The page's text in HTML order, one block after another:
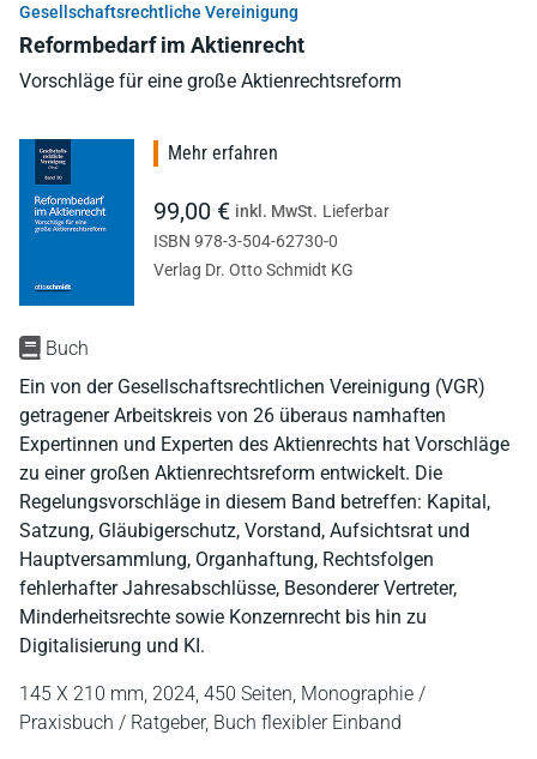
Gesellschaftsrechtliche Vereinigung
Reformbedarf im Aktienrecht
Vorschläge für eine große Aktienrechtsreform
Buch
Ein von der Gesellschaftsrechtlichen Vereinigung (VGR)
getragener Arbeitskreis von 26 überaus namhaften
Expertinnen und Experten des Aktienrechts hat Vorschläge
zu einer großen Aktienrechtsreform entwickelt. Die
Regelungsvorschläge in diesem Band betreffen: Kapital,
Satzung, Gläubigerschutz, Vorstand, Aufsichtsrat und
Hauptversammlung, Organhaftung, Rechtsfolgen
fehlerhafter Jahresabschlüsse, Besonderer Vertreter,
Minderheitsrechte sowie Konzernrecht bis hin zu
Digitalisierung und KI.
145 X 210 mm, 2024, 450 Seiten, Monographie /
Praxisbuch / Ratgeber, Buch flexibler Einband
Mehr erfahren
99,00 € inkl. MwSt. Lieferbar
ISBN 978-3-504-62730-0
Verlag Dr. Otto Schmidt KG